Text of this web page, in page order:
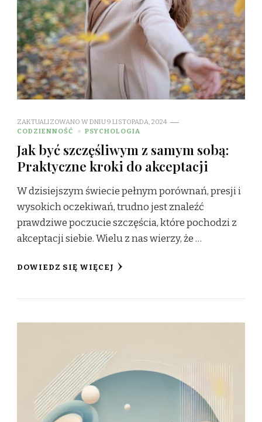
ZAKTUALIZOWANO W DNIU9 LISTOPADA, 2024
CODZIENNOŚĆ
PSYCHOLOGIA
Jak być szczęśliwym z samym sobą:
Praktyczne kroki do akceptacji
W dzisiejszym świecie pełnym porównań, presji i
wysokich oczekiwań, trudno jest znaleźć
prawdziwe poczucie szczęścia, które pochodzi z
akceptacji siebie. Wielu z nas wierzy, że …
DOWIEDZ SIĘ WIĘCEJ